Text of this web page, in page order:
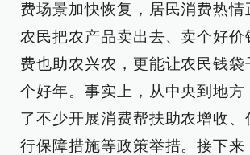
费场景加快恢复，居民消费热情
农民把农产品卖出去、卖个好价
费也助农兴农，更能让农民钱袋
个好年。事实上，从中央到地方
了不少开展消费帮扶助农增收、
行保障措施等政策举措。接下来